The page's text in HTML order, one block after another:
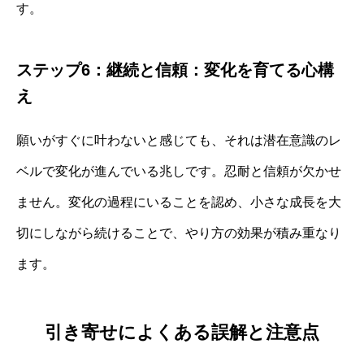
す。
ステップ6：継続と信頼：変化を育てる心構
え
願いがすぐに叶わないと感じても、それは潜在意識のレ
ベルで変化が進んでいる兆しです。忍耐と信頼が欠かせ
ません。変化の過程にいることを認め、小さな成長を大
切にしながら続けることで、やり方の効果が積み重なり
ます。
引き寄せによくある誤解と注意点